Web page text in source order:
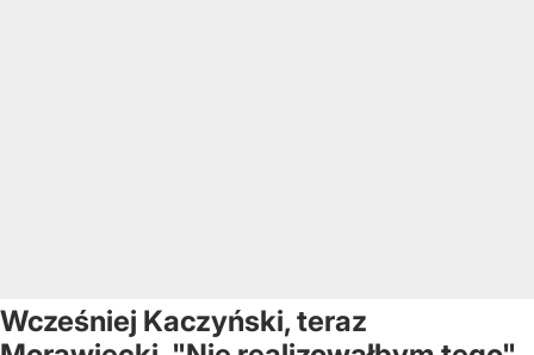
Wcześniej Kaczyński, teraz